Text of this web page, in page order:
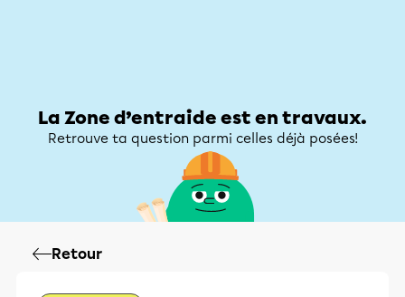
La Zone d’entraide est en travaux.
Retrouve ta question parmi celles déjà posées!
Retour